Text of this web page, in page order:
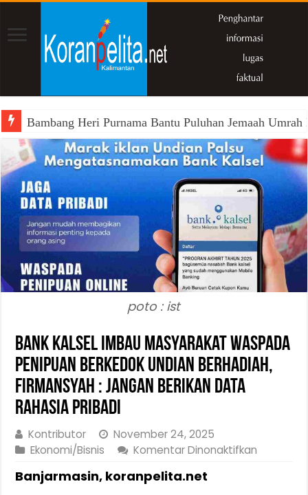
Bambang Heri Purnama Bantu Puluhan Jemaah
poto : ist
Bank Kalsel Imbau Masyarakat Waspada
Penipuan Berkedok Undian Berhadiah,
Firmansyah : Jangan Berikan Data
Rahasia Pribadi
Kontributor
November 24, 2025
Ekonomi/Bisnis
Komentar Dinonaktifkan
Banjarmasin, koranpelita.net